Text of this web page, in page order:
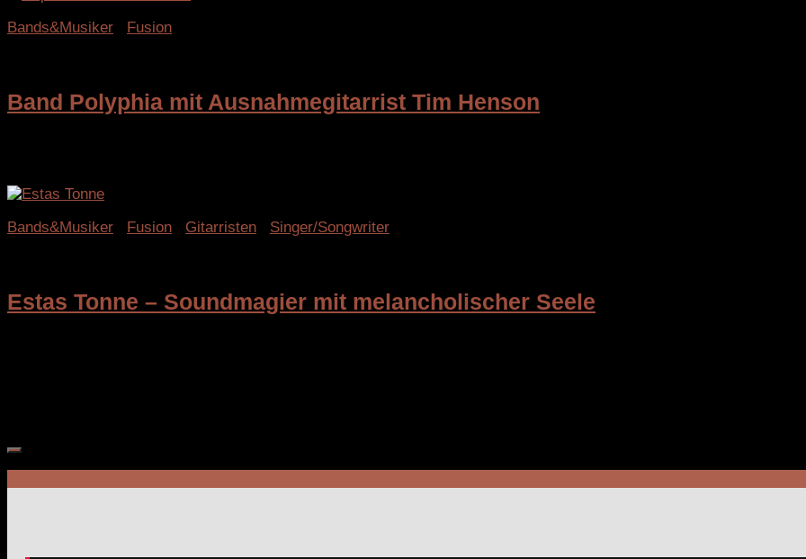
Bands&Musiker
Fusion
Band Polyphia mit Ausnahmegitarrist Tim Henson
Bands&Musiker Fusion Gitarristen
Singer/Songwriter
Estas Tonne – Soundmagier mit melancholischer Seele